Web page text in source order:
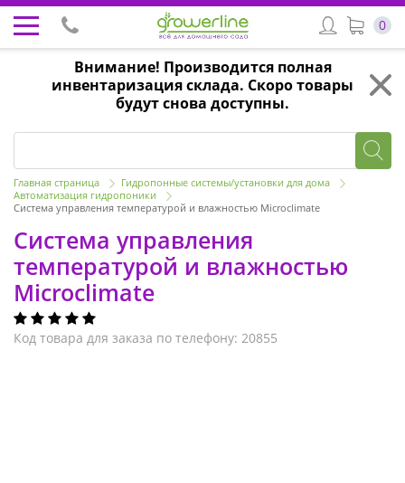
Внимание! Производится полная
инвентаризация склада. Скоро товары
будут снова доступны.
0
Главная страница
Гидропонные системы/установки для дома
Автоматизация гидропоники
Система управления температурой и влажностью Microclimate
Система управления
температурой и влажностью
Microclimate
Код товара для заказа по телефону: 20855